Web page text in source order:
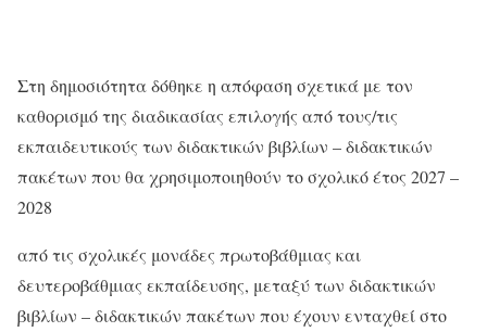
Στη δημοσιότητα δόθηκε η απόφαση σχετικά με τον
καθορισμό της διαδικασίας επιλογής από τους/τις
εκπαιδευτικούς των διδακτικών βιβλίων – διδακτικών
πακέτων που θα χρησιμοποιηθούν το σχολικό έτος 2027 –
2028
από τις σχολικές μονάδες πρωτοβάθμιας και
δευτεροβάθμιας εκπαίδευσης, μεταξύ των διδακτικών
βιβλίων – διδακτικών πακέτων που έχουν ενταχθεί στο